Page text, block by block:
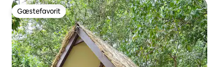
Gæstefavorit
Gæstefavorit